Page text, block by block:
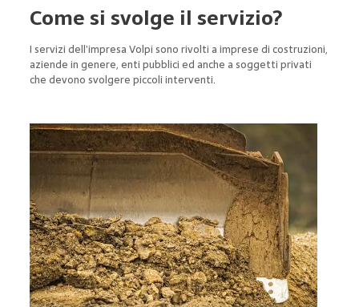
Come si svolge il servizio?
I servizi dell’impresa Volpi sono rivolti a imprese di costruzioni,
aziende in genere, enti pubblici ed anche a soggetti privati
che devono svolgere piccoli interventi.